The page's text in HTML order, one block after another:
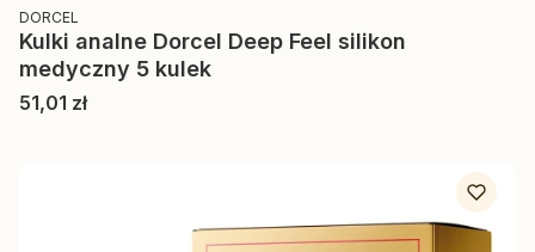
PRODUCENT
DORCEL
Kulki analne Dorcel Deep Feel silikon
medyczny 5 kulek
Cena
51,01 zł